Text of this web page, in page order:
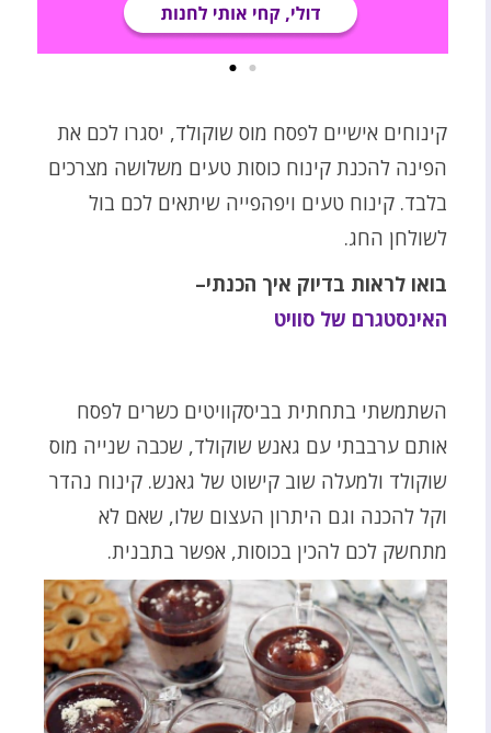
קינוחים אישיים לפסח מוס שוקולד, יסגרו לכם את
הפינה להכנת קינוח כוסות טעים משלושה מצרכים
בלבד. קינוח טעים ויפהפייה שיתאים לכם בול
לשולחן החג.
בואו לראות בדיוק איך הכנתי–
האינסטגרם של סוויט
השתמשתי בתחתית בביסקוויטים כשרים לפסח
אותם ערבבתי עם גאנש שוקולד, שכבה שנייה מוס
שוקולד ולמעלה שוב קישוט של גאנש. קינוח נהדר
וקל להכנה וגם היתרון העצום שלו, שאם לא
מתחשק לכם להכין בכוסות, אפשר בתבנית.